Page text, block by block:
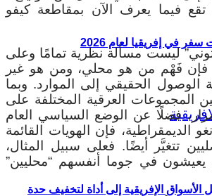
الإفريقية إلى أداة لتخفيف حدة
فيما يعرف الآن بمقاطعة كيفو
ليست مسألة نظرية تمامًا وعلى
فإن فَهْم من هو محلي، ومن هو غير
الوصول الحقيقي إلى الموارد. وبما
المجموعات العرقية المختلفة على
فضلًا عن الوضع السياسي العام
الديمقراطية، فإن الهويات القائمة
تتغيَّر أيضًا. فعلى سبيل المثال،
يعيشون في جوما أنفسهم “محليين”